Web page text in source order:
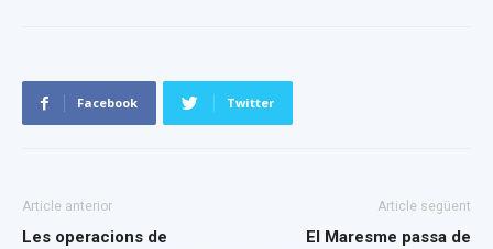
Facebook Twitter
Article anterior
Les operacions de
Article següent
El Maresme passa de